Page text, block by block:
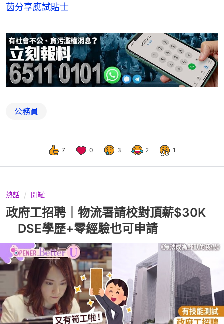
茵分享應試貼士
公務員
7 0 3 2 1
熱話 開罐
政府工招聘｜物流署請校對頂薪$30K
DSE學歷+零經驗也可申請